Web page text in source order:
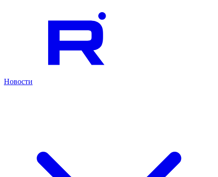
Новости